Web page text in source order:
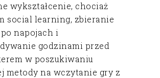
wykształcenie, chociaż
social learning, zbieranie
napojach i
godzinami przed
w poszukiwaniu
metody na wczytanie gry z